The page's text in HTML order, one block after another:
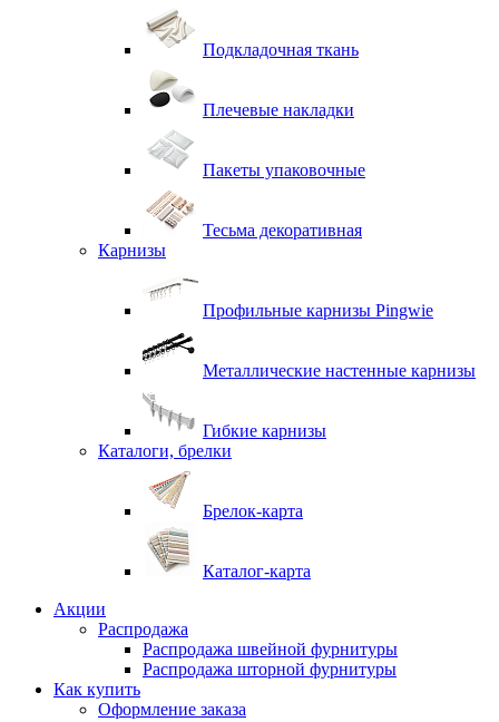
Подкладочная ткань
Плечевые накладки
Пакеты упаковочные
Тесьма декоративная
Карнизы
Профильные карнизы Pingwie
Металлические настенные карнизы
Гибкие карнизы
Каталоги, брелки
Брелок-карта
Каталог-карта
Акции
Распродажа
Распродажа швейной фурнитуры
Распродажа шторной фурнитуры
Как купить
Оформление заказа